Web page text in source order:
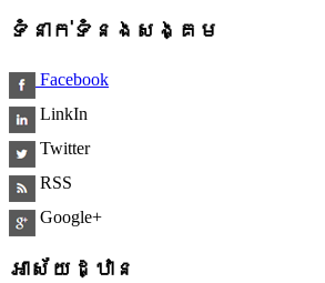
ទំនាក់ទំនងសង្គម
Facebook
LinkIn
Twitter
RSS
Google+
អាស័យដ្ឋាន